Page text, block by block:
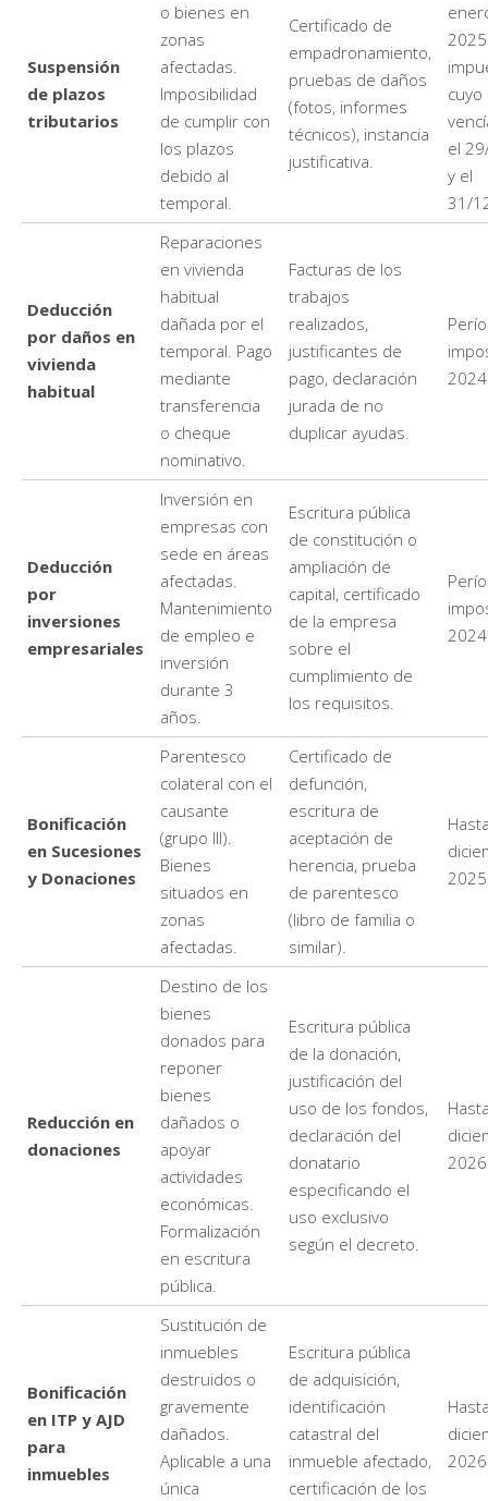
Suspensión
de plazos
tributarios
o bienes en
zonas
afectadas.
Imposibilidad
de cumplir con
los plazos
debido al
temporal.
Certificado de
empadronamiento,
pruebas de daños
(fotos, informes
técnicos), instancia
justificativa.
cuyo
el
y el
31/
Deducción
por daños en
vivienda
habitual
Reparaciones
en vivienda
habitual
dañada por el
temporal. Pago
mediante
transferencia
o cheque
nominativo.
Facturas de los
trabajos
realizados,
justificantes de
pago, declaración
jurada de no
duplicar ayudas.
Deducción
por
inversiones
empresariales
Inversión en
empresas con
sede en áreas
afectadas.
Mantenimiento
de empleo e
inversión
durante 3
años.
Escritura pública
de constitución o
ampliación de
capital, certificado
de la empresa
sobre el
cumplimiento de
los requisitos.
Bonificación
en Sucesiones
y Donaciones
Parentesco
colateral con el
causante
(grupo III).
Bienes
situados en
zonas
afectadas.
Certificado de
defunción,
escritura de
aceptación de
herencia, prueba
de parentesco
(libro de familia o
similar).
Reducción en
donaciones
Destino de los
bienes
donados para
reponer
bienes
dañados o
apoyar
actividades
económicas.
Formalización
en escritura
pública.
Escritura pública
de la donación,
justificación del
uso de los fondos,
declaración del
donatario
especificando el
uso exclusivo
según el decreto.
Bonificación
en ITP y AJD
para
inmuebles
Sustitución de
inmuebles
destruidos o
gravemente
dañados.
Aplicable a una
única
Escritura pública
de adquisición,
identificación
catastral del
inmueble afectado,
certificación de los